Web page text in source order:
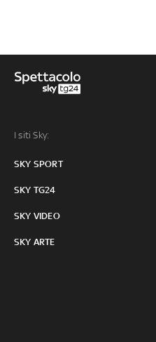
I siti Sky:
SKY SPORT
SKY TG24
SKY VIDEO
SKY ARTE